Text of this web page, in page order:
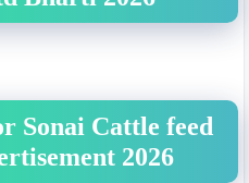
Sonai Cattle feed
2026